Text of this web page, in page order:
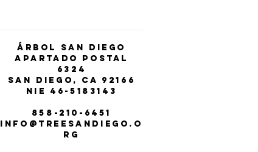
Árbol San Diego
Apartado postal
6324
San Diego, CA 92166
NIE 46-5183143
858-210-6451
info@treesandiego.o
rg